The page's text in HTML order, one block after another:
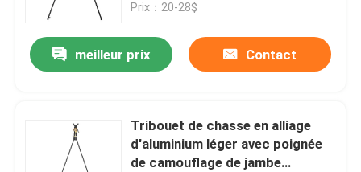
Prix：20-28$
meilleur prix Contact
Tribouet de chasse en alliage
d'aluminium léger avec poignée
de camouflage de jambe